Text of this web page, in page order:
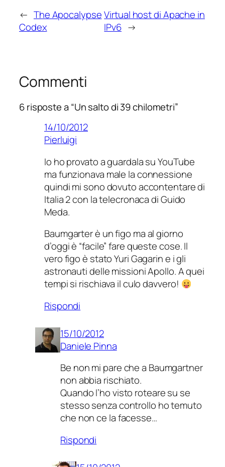
← The Apocalypse
Codex
Virtual host di Apache in
IPv6 →
Commenti
6 risposte a “Un salto di 39 chilometri”
14/10/2012
Pierluigi
Io ho provato a guardala su YouTube
ma funzionava male la connessione
quindi mi sono dovuto accontentare di
Italia 2 con la telecronaca di Guido
Meda.
Baumgarter è un figo ma al giorno
d’oggi è “facile” fare queste cose. Il
vero figo è stato Yuri Gagarin e i gli
astronauti delle missioni Apollo. A quei
tempi si rischiava il culo davvero!
Rispondi
15/10/2012
Daniele Pinna
Be non mi pare che a Baumgartner
non abbia rischiato.
Quando l’ho visto roteare su se
stesso senza controllo ho temuto
che non ce la facesse…
Rispondi